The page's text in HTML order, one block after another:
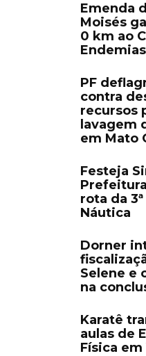
Emenda
Moisés
0 km ao
PF
contra
recursos
lavagem
em Mato
Festeja
rota da
Náutica
Dorner
Selene e
na
Karatê
aulas de
Física em